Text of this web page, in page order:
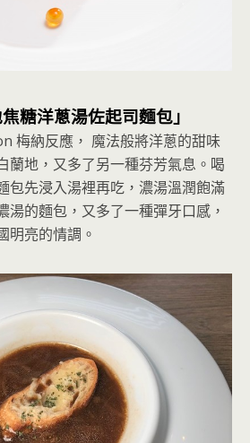
糖洋蔥湯佐起司麵包」
梅納反應， 魔法般將洋蔥的甜味
蘭地，又多了另一種芬芳氣息。喝
包先浸入湯裡再吃，濃湯溫潤飽滿
湯的麵包，又多了一種彈牙口感，
明亮的情調。